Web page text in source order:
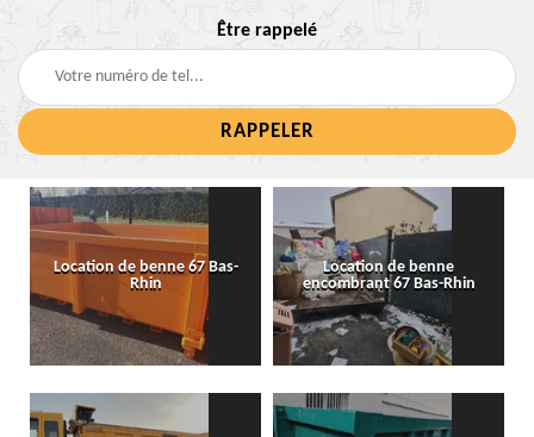
Être rappelé
Location de benne 67 Bas-
Rhin
Location de benne
encombrant 67 Bas-Rhin